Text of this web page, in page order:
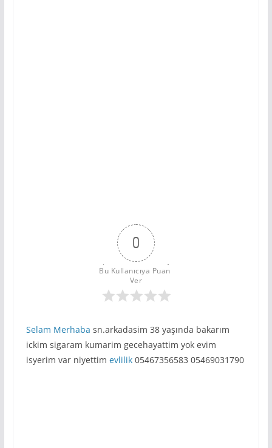
0
Bu Kullanıcıya Puan
Ver
Selam Merhaba sn.arkadasim 38 yaşında bakarım
ickim sigaram kumarim gecehayattim yok evim
isyerim var niyettim evlilik05467356583 05469031790